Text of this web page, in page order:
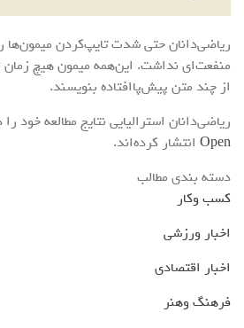
ریاضی‌دانان حتی شدت تایپ‌کردن میمون‌ها
منفعت‌ای نداشت. این‌همه میمون هیچ زمان
از چند متن پیش‌پاافتاده بنویسند.
ریاضی‌دانان استرالیایی نتایج مطالعه خود
Open انتشار کرده‌اند.
دسته بندی مطالب
کسب وکار
اخبار ورزشی
اخبار اقتصادی
فرهنگ وهنر